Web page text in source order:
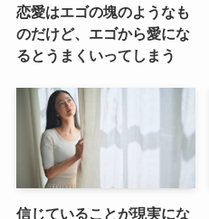
恋愛はエゴの塊のようなも
のだけど、エゴから愛にな
るとうまくいってしまう
信じていることが現実にな